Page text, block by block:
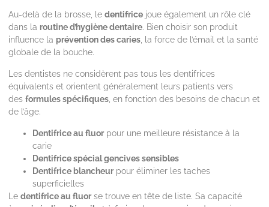
Au-delà de la brosse, le dentifrice joue également un rôle clé
dans la routine d’hygiène dentaire. Bien choisir son produit
influence la prévention des caries , la force de l’émail et la santé
globale de la bouche.
Les dentistes ne considèrent pas tous les dentifrices
équivalents et orientent généralement leurs patients vers
des formules spécifiques , en fonction des besoins de chacun et
de l’âge.
Dentifrice au fluorpour une meilleure résistance à la
carie
Dentifrice spécial gencives sensibles
Dentifrice blancheurpour éliminer les taches
superficielles
Le dentifrice au fluorse trouve en tête de liste. Sa capacité